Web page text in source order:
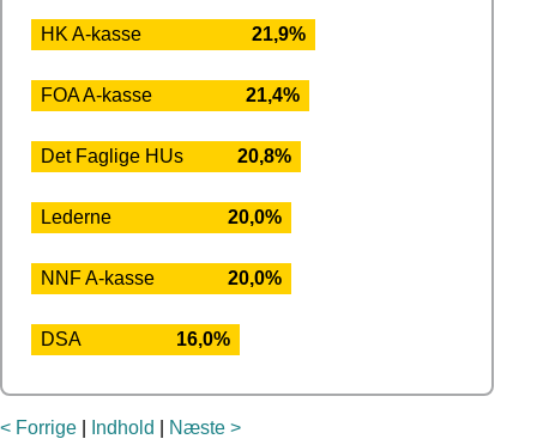
HK A-kasse 21,9%
FOA A-kasse 21,4%
Det Faglige HUs 20,8%
Lederne 20,0%
NNF A-kasse 20,0%
DSA 16,0%
< Forrige Indhold Næste >